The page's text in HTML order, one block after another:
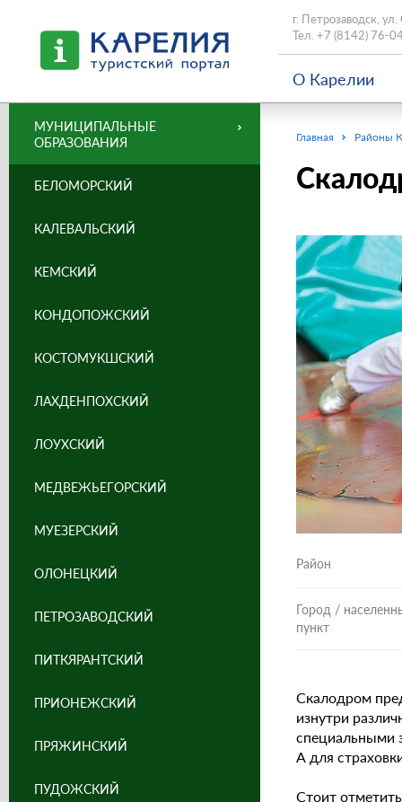
г. Петрозаводск,
Тел. +7 (8142) 76-
О Карелии
Главная Районы
Район
Город /
пункт
Скалодром
изнутри
специальными
А для
Стоит
МУНИЦИПАЛЬНЫЕ
ОБРАЗОВАНИЯ
БЕЛОМОРСКИЙ
КАЛЕВАЛЬСКИЙ
КЕМСКИЙ
КОНДОПОЖСКИЙ
КОСТОМУКШСКИЙ
ЛАХДЕНПОХСКИЙ
ЛОУХСКИЙ
МЕДВЕЖЬЕГОРСКИЙ
МУЕЗЕРСКИЙ
ОЛОНЕЦКИЙ
ПЕТРОЗАВОДСКИЙ
ПИТКЯРАНТСКИЙ
ПРИОНЕЖСКИЙ
ПРЯЖИНСКИЙ
ПУДОЖСКИЙ